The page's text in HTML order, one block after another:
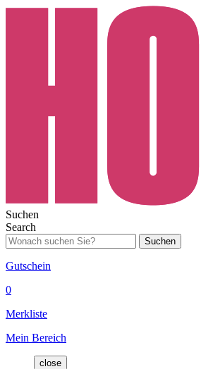
Suchen
Search
Suchen
Gutschein
0
Merkliste
Mein Bereich
close